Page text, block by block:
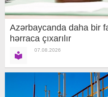
Azərbaycanda daha bir
hərraca çıxarılır
07.08.2026